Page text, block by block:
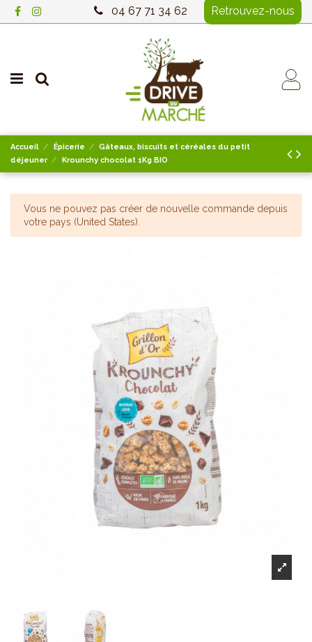
04 67 71 34 62 Retrouvez-nous
Accueil Épicerie
Gâteaux, biscuits et céréales du petit
déjeuner
Krounchy chocolat 1Kg BIO
Vous ne pouvez pas créer de nouvelle commande depuis
votre pays (United States).